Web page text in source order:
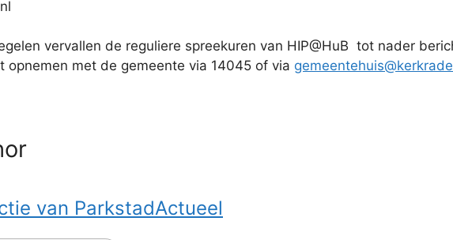
vervallen de reguliere spreekuren van HIP@HuB tot nader
opnemen met de gemeente via 14045 of via
van ParkstadActueel